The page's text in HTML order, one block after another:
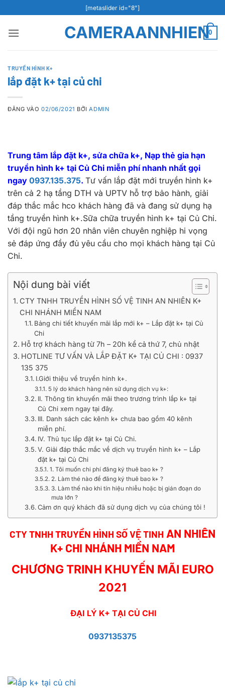
qua
nội
[metaslider id="8"]
CAMERAANNHIEN0
TRUYỀN HÌNH K+
lắp đặt k+ tại củ chi
ĐĂNG VÀO02/06/2021 BỞIADMIN
Trung tâm lắp đặt k+, sửa chữa k+, Nạp thẻ gia hạn
truyền hình k+ tại Củ Chi miễn phí nhanh nhất gọi
ngay 0937.135.375. Tư vấn lắp đặt mới truyền hình k+
trên cả 2 hạ tầng DTH và UPTV hỗ trợ bảo hành, giải
đáp thắc mắc hco khách hàng đã và đang sử dụng hạ
tầng truyền hình k+.Sữa chữa truyền hình k+ tại Củ Chi.
Với đội ngũ hơn 20 nhân viên chuyên nghiệp hi vọng
sẻ đáp ứng đầy đủ yêu cầu cho mọi khách hàng tại Củ
Chi.
Nội dung bài viết
CTY TNHH TRUYỀN HÌNH SỐ VỆ TINH AN NHIÊN K+
CHI NHÁNH MIỀN NAM
Bảng chi tiết khuyến mãi lắp mới k+ – Lắp đặt k+ tại Củ
Chi
Hỗ trợ khách hàng từ 7h – 20h kể cả thứ 7, chủ nhật
HOTLINE TƯ VẤN VÀ LẮP ĐẶT K+ TẠI CỦ CHI : 0937
135 375
I.Giới thiệu về truyền hinh k+.
5 lý do khách hàng nên sử dụng dịch vụ k+:
II. Thông tin khuyến mãi theo trương trình lắp k+ tại
Củ Chi xem ngay tại đây.
III. Danh sách các kênh k+ chưa bao gồm 40 kênh
miễn phí.
IV. Thủ tục lắp đặt k+ tại Củ Chi.
V. Giải đáp thắc mắc về dịch vụ truyền hình k+ – Lắp
đặt k+ tại Củ Chi
1. Tôi muốn chi phí đăng ký thuê bao k+ ?
2. Làm thé nào để đăng ký thuê bao k+ ?
3. Làm thế nào khi tín hiệu nhiễu hoặc bị gián đoạn do
mưa lớn ?
Cảm ơn quý khách đã sử dụng dịch vụ của chúng tôi !
CTY TNHH TRUYỀN HÌNH SỐ VỆ TINH AN NHIÊN
K+ CHI NHÁNH MIỀN NAM
CHƯƠNG TRINH KHUYẾN MÃI EURO
2021
ĐẠI LÝ K+ TẠI CỦ CHI
0937135375